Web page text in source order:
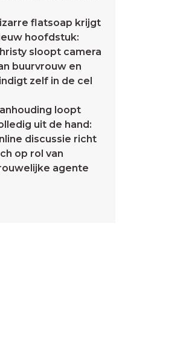
flatsoap krijgt
hoofdstuk:
sloopt camera
buurvrouw en
zelf in de cel
loopt
uit de hand:
discussie richt
op rol van
agente